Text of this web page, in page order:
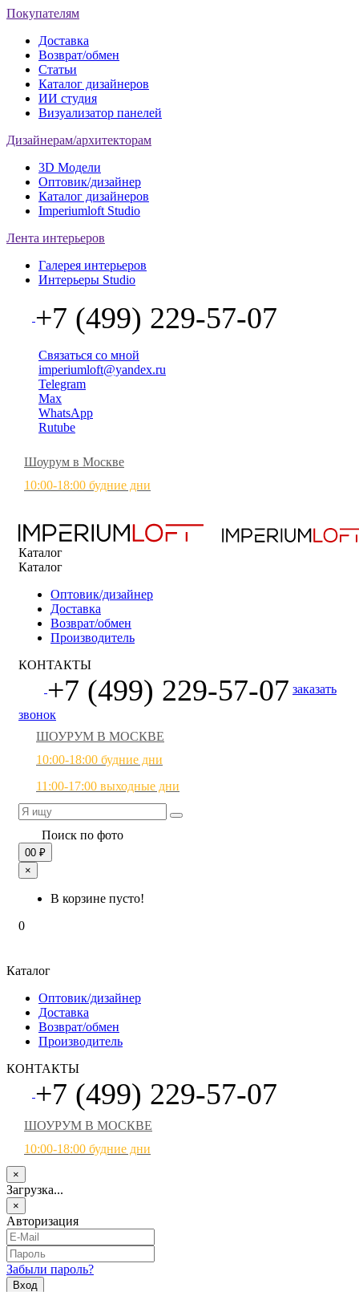
Покупателям
Доставка
Возврат/обмен
Статьи
Каталог дизайнеров
ИИ студия
Визуализатор панелей
Дизайнерам/архитекторам
3D Модели
Оптовик/дизайнер
Каталог дизайнеров
Imperiumloft Studio
Лента интерьеров
Галерея интерьеров
Интерьеры Studio
+7 (499) 229-57-07
Связаться со мной
imperiumloft@yandex.ru
Telegram
Max
WhatsApp
Rutube
Шоурум в Москве
10:00-18:00 будние дни
Каталог
Каталог
Оптовик/дизайнер
Доставка
Возврат/обмен
Производитель
КОНТАКТЫ
+7 (499) 229-57-07 заказать
звонок
ШОУРУМ В МОСКВЕ
10:00-18:00 будние дни
11:00-17:00 выходные дни
Поиск по фото
00 ₽
×
В корзине пусто!
0
Каталог
Оптовик/дизайнер
Доставка
Возврат/обмен
Производитель
КОНТАКТЫ
+7 (499) 229-57-07
ШОУРУМ В МОСКВЕ
10:00-18:00 будние дни
×
Загрузка...
×
Авторизация
Забыли пароль?